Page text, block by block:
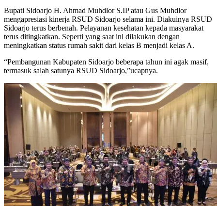
Bupati Sidoarjo H. Ahmad Muhdlor S.IP atau Gus Muhdlor
mengapresiasi kinerja RSUD Sidoarjo selama ini. Diakuinya RSUD
Sidoarjo terus berbenah. Pelayanan kesehatan kepada masyarakat
terus ditingkatkan. Seperti yang saat ini dilakukan dengan
meningkatkan status rumah sakit dari kelas B menjadi kelas A.
“Pembangunan Kabupaten Sidoarjo beberapa tahun ini agak masif,
termasuk salah satunya RSUD Sidoarjo,”ucapnya.